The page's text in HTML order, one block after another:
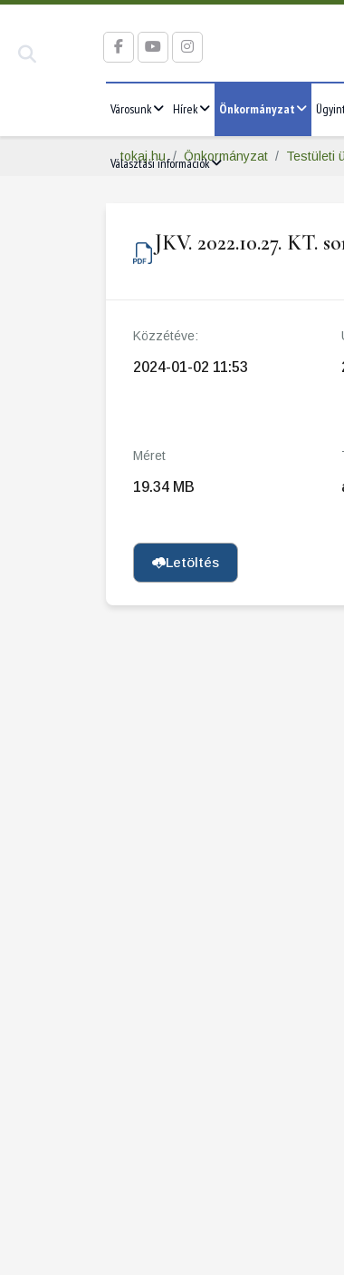
Városunk Hírek Önkormányzat
Választási információk
tokaj.hu Önkormányzat Testületi
JKV. 2022.10.27. KT.
Közzétéve:
2024-01-02 11:53
Méret
19.34 MB
Letöltés